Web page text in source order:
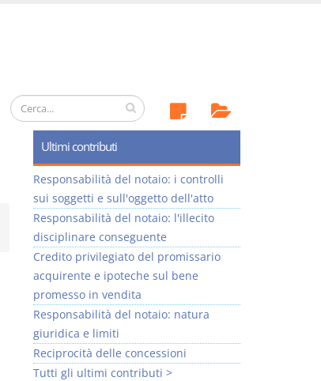
Ultimi contributi
Responsabilità del notaio: i controlli
sui soggetti e sull'oggetto dell'atto
Responsabilità del notaio: l'illecito
disciplinare conseguente
Credito privilegiato del promissario
acquirente e ipoteche sul bene
promesso in vendita
Responsabilità del notaio: natura
giuridica e limiti
Reciprocità delle concessioni
Tutti gli ultimi contributi >